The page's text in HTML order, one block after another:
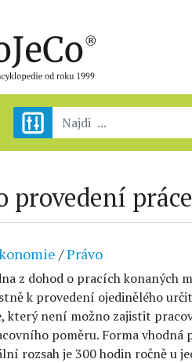
provedení práce
/Právo
z dohod o pracích konaných
k provedení ojedinělého
který není možno zajistit
poměru. Forma vhodná
rozsah je 300 hodin ročně u